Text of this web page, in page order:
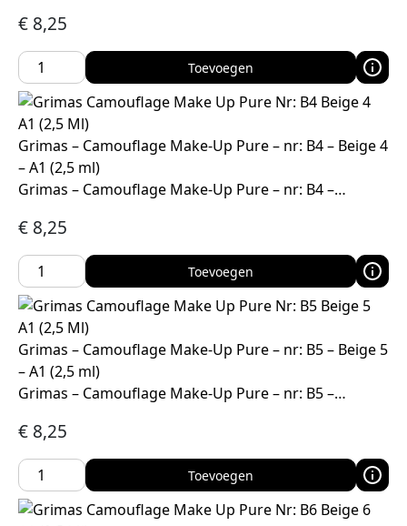
€ 8,25
Toevoegen
Grimas – Camouflage Make-Up Pure – nr: B4 – Beige 4
– A1 (2,5 ml)
Grimas – Camouflage Make-Up Pure – nr: B4 –…
€ 8,25
Toevoegen
Grimas – Camouflage Make-Up Pure – nr: B5 – Beige 5
– A1 (2,5 ml)
Grimas – Camouflage Make-Up Pure – nr: B5 –…
€ 8,25
Toevoegen